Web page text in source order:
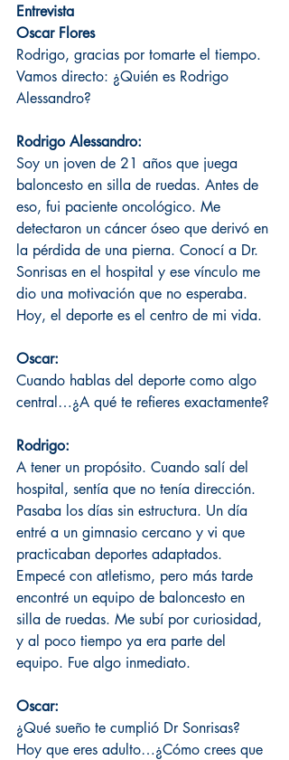
Entrevista
Oscar Flores
Rodrigo, gracias por tomarte el tiempo.
Vamos directo: ¿Quién es Rodrigo
Alessandro?
Rodrigo Alessandro:
Soy un joven de 21 años que juega
baloncesto en silla de ruedas. Antes de
eso, fui paciente oncológico. Me
detectaron un cáncer óseo que derivó en
la pérdida de una pierna. Conocí a Dr.
Sonrisas en el hospital y ese vínculo me
dio una motivación que no esperaba.
Hoy, el deporte es el centro de mi vida.
Oscar:
Cuando hablas del deporte como algo
central…¿A qué te refieres exactamente?
Rodrigo:
A tener un propósito. Cuando salí del
hospital, sentía que no tenía dirección.
Pasaba los días sin estructura. Un día
entré a un gimnasio cercano y vi que
practicaban deportes adaptados.
Empecé con atletismo, pero más tarde
encontré un equipo de baloncesto en
silla de ruedas. Me subí por curiosidad,
y al poco tiempo ya era parte del
equipo. Fue algo inmediato.
Oscar:
¿Qué sueño te cumplió Dr Sonrisas?
Hoy que eres adulto…¿Cómo crees que